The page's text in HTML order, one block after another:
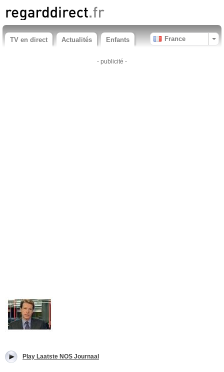
TV en direct Actualités Enfants France
- publicité -
Play Laatste NOS Journaal